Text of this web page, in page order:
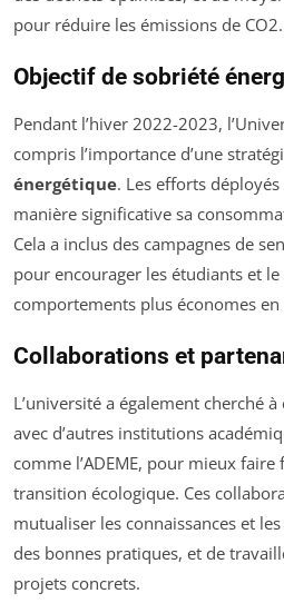
pour réduire les émissions de CO2.
Objectif de sobriété
Pendant l’hiver 2022-2023,
compris l’importance d’une
énergétique. Les efforts
manière significative sa
Cela a inclus des campagnes de
pour encourager les étudiants et
comportements plus économes en
Collaborations et
L’université a également cherché
avec d’autres institutions
comme l’ADEME, pour mieux faire
transition écologique. Ces
mutualiser les connaissances et
des bonnes pratiques, et de
projets concrets.